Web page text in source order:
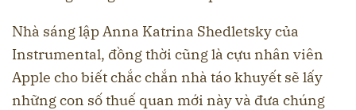
Nhà sáng lập Anna Katrina Shedletsky của
Instrumental, đồng thời cũng là cựu nhân viên
Apple cho biết chắc chắn nhà táo khuyết sẽ lấy
những con số thuế quan mới này và đưa chúng